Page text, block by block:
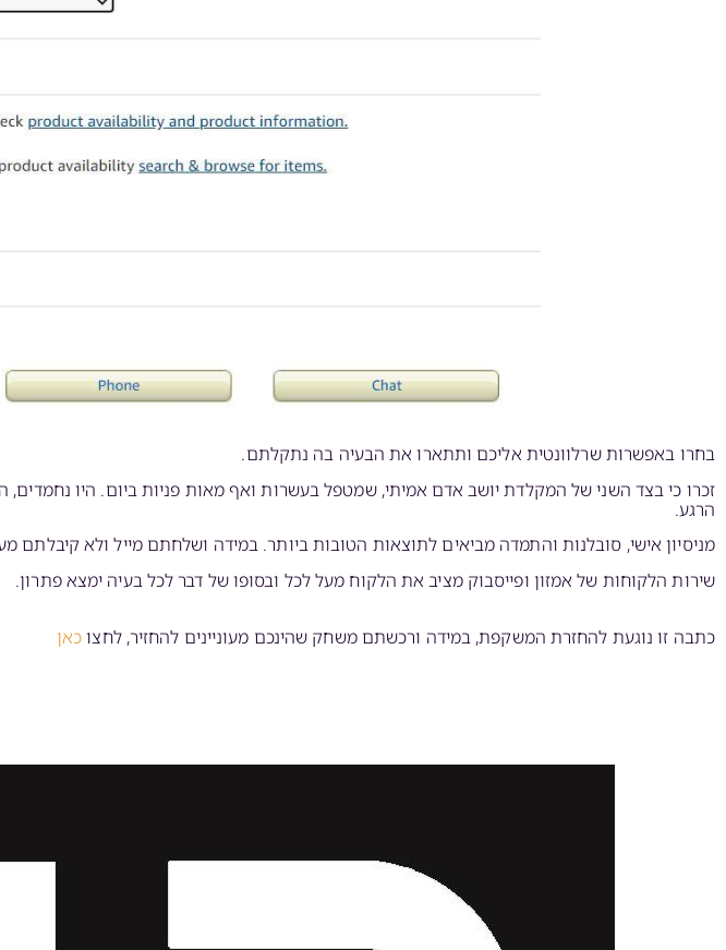
בחרו באפשרות שרלוונטית אליכם ותתארו את הבעיה בה נתקלתם.
זכרו כי בצד השני של המקלדת יושב אדם אמיתי, שמטפל בעשרות ואף מאות פניות ביום. היו
הרגע.
מניסיון אישי, סובלנות והתמדה מביאים לתוצאות הטובות ביותר. במידה ושלחתם מייל ולא קיבלתם מענה לאחר 48
שירות הלקוחות של אמזון ופייסבוק מציב את הלקוח מעל לכל ובסופו של דבר לכל בעיה ימצא פתרון.
כתבה זו נוגעת להחזרת המשקפת, במידה ורכשתם משחק שהינכם מעוניינים להחזיר, לחצוכאן